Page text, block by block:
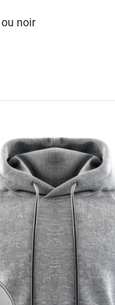
ou noir